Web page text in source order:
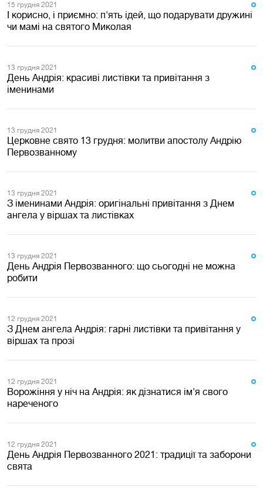
15 грудня 2021
І корисно, і приємно: п'ять ідей, що подарувати дружині
чи мамі на святого Миколая
13 грудня 2021
День Андрія: красиві листівки та привітання з
іменинами
13 грудня 2021
Церковне свято 13 грудня: молитви апостолу Андрію
Первозванному
13 грудня 2021
З іменинами Андрія: оригінальні привітання з Днем
ангела у віршах та листівках
13 грудня 2021
День Андрія Первозванного: що сьогодні не можна
робити
12 грудня 2021
З Днем ангела Андрія: гарні листівки та привітання у
віршах та прозі
12 грудня 2021
Ворожіння у ніч на Андрія: як дізнатися ім'я свого
нареченого
12 грудня 2021
День Андрія Первозванного 2021: традиції та заборони
свята